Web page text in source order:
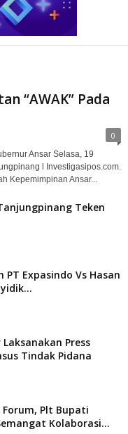
“AWAK” Pada
0
Ansar Selasa, 19
l Investigasipos.com.
Kepemimpinan Ansar...
Teken
Expasindo Vs Hasan
Press
Tindak Pidana
Forum, Plt Bupati
Kolaborasi...